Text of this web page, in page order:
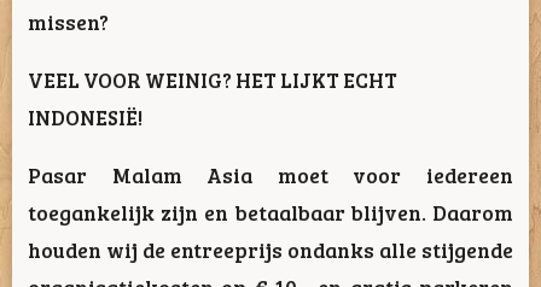
missen?
VEEL VOOR WEINIG? HET LIJKT ECHT
INDONESIË!
Pasar Malam Asia moet voor iedereen
toegankelijk zijn en betaalbaar blijven. Daarom
houden wij de entreeprijs ondanks alle stijgende